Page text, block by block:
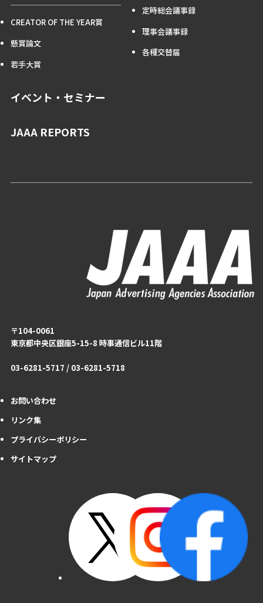
CREATOR OF THE YEAR賞
懸賞論文
若手大賞
イベント・セミナー
JAAA REPORTS
定時総会議事録
理事会議事録
各種交替届
〒104-0061
東京都中央区銀座5-15-8 時事通信ビル11階
03-6281-5717 / 03-6281-5718
お問い合わせ
リンク集
プライバシーポリシー
サイトマップ